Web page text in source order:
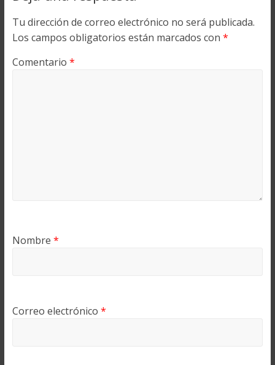
Tu dirección de correo electrónico no será publicada.
Los campos obligatorios están marcados con *
Comentario *
Nombre *
Correo electrónico *